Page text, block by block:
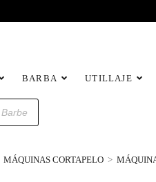
BARBA UTILLAJE
MÁQUINAS CORTAPELO >